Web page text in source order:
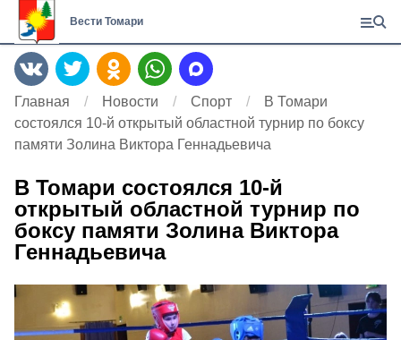
Вести Томари
Главная Новости Спорт
В Томари
состоялся 10-й открытый областной турнир по боксу
памяти Золина Виктора Геннадьевича
В Томари состоялся 10-й
открытый областной турнир по
боксу памяти Золина Виктора
Геннадьевича